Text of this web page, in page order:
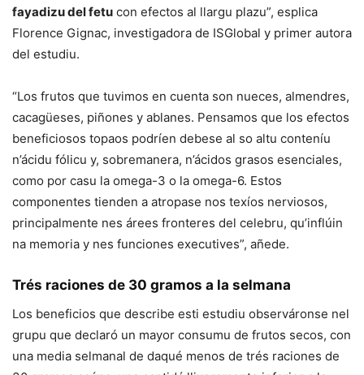
fayadizu del fetu con efectos al llargu plazu”, esplica
Florence Gignac, investigadora de ISGlobal y primer autora
del estudiu.
“Los frutos que tuvimos en cuenta son nueces, almendres,
cacagüeses, piñones y ablanes. Pensamos que los efectos
beneficiosos topaos podríen debese al so altu conteníu
n’ácidu fólicu y, sobremanera, n’ácidos grasos esenciales,
como por casu la omega-3 o la omega-6. Estos
componentes tienden a atropase nos texíos nerviosos,
principalmente nes árees fronteres del celebru, qu’inflúin
na memoria y nes funciones executives”, añede.
Trés raciones de 30 gramos a la selmana
Los beneficios que describe esti estudiu observáronse nel
grupu que declaró un mayor consumu de frutos secos, con
una media selmanal de daqué menos de trés raciones de